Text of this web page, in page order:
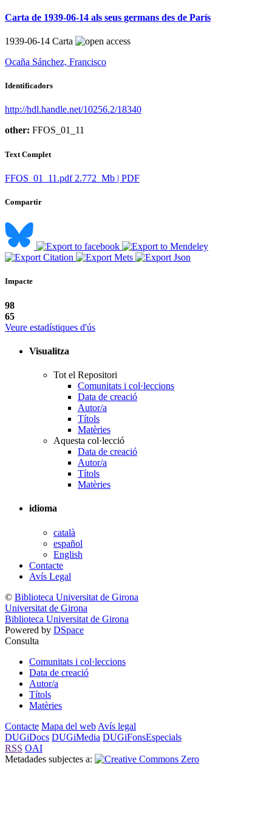
Carta de 1939-06-14 als seus germans des de París
1939-06-14 Carta
Ocaña Sánchez, Francisco
Identificadors
http://hdl.handle.net/10256.2/18340
other: FFOS_01_11
Text Complet
FFOS_01_11.pdf 2.772 Mb | PDF
Compartir
Impacte
98
65
Veure estadístiques d'ús
Visualitza
Tot el Repositori
Comunitats i col·leccions
Data de creació
Autor/a
Títols
Matèries
Aquesta col·lecció
Data de creació
Autor/a
Títols
Matèries
idioma
català
español
English
Contacte
Avís Legal
© Biblioteca Universitat de Girona
Universitat de Girona
Biblioteca Universitat de Girona
Powered by DSpace
Consulta
Comunitats i col·leccions
Data de creació
Autor/a
Títols
Matèries
Contacte Mapa del web Avís legal
DUGiDocs DUGiMedia DUGiFonsEspecials
RSS OAI
Metadades subjectes a: